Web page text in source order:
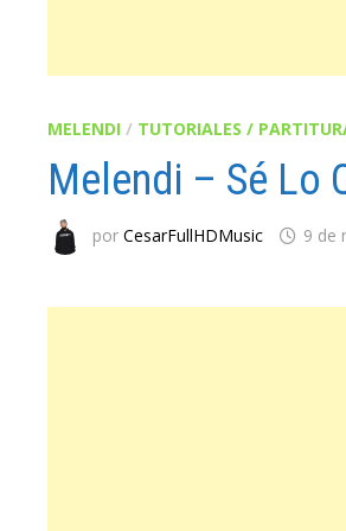
MELENDI / TUTORIALES /
Melendi – Sé Lo
porCesarFullHDMusic 9 de